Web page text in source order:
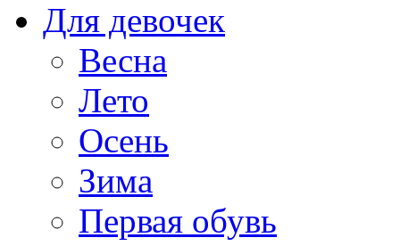
Для девочек
Весна
Лето
Осень
Зима
Первая обувь